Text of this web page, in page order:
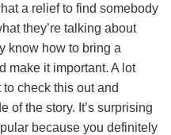
a relief to find somebody
they’re talking about
know how to bring a
make it important. A lot
check this out and
of the story. It’s surprising
because you definitely